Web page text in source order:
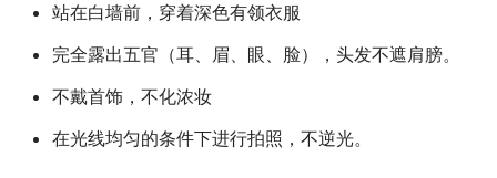
站在白墙前，穿着深色有领衣服
完全露出五官（耳、眉、眼、脸），头发不遮肩膀。
不戴首饰，不化浓妆
在光线均匀的条件下进行拍照，不逆光。